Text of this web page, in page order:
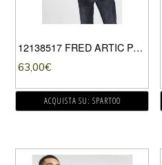
12138517 FRED ARTIC PARKA
63,00€
ACQUISTA SU: SPARTOO